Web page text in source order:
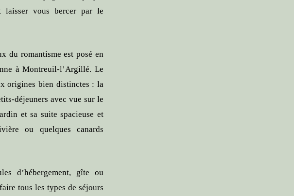
laisser vous bercer par le
du romantisme est posé en
à Montreuil-l’Argillé. Le
origines bien distinctes : la
déjeuners avec vue sur le
et sa suite spacieuse et
ou quelques canards
d’hébergement, gîte ou
tous les types de séjours